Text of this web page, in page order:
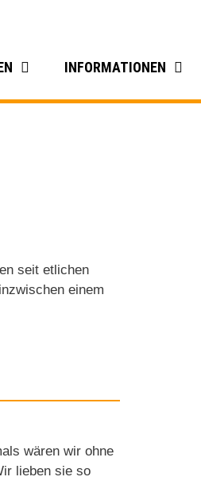
INFORMATIONEN
seit etlichen
einem
wären wir ohne
lieben sie so